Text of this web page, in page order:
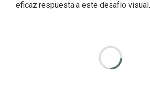
eficaz respuesta a este desafío visual.